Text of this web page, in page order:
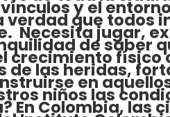
y el
verdad que todos
Necesita jugar,
de saber
crecimiento físico
de las heridas,
en
niños las
En Colombia, las